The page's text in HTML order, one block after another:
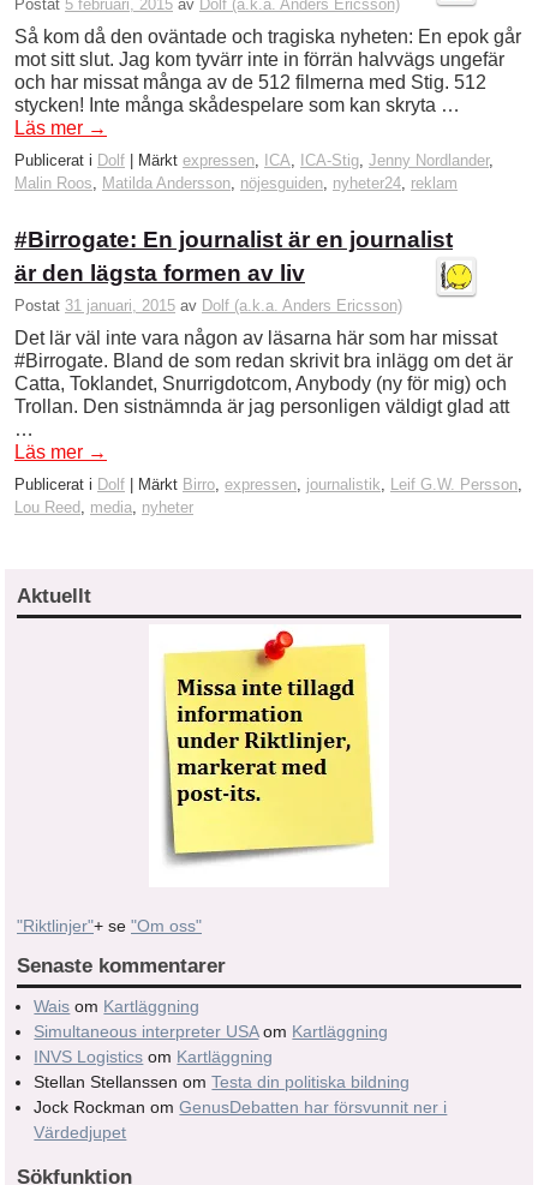
Postat 5 februari, 2015 av Dolf (a.k.a. Anders Ericsson)
Så kom då den oväntade och tragiska nyheten: En epok går
mot sitt slut. Jag kom tyvärr inte in förrän halvvägs ungefär
och har missat många av de 512 filmerna med Stig. 512
stycken! Inte många skådespelare som kan skryta …
Läs mer →
Publicerat i Dolf | Märkt expressen ICA ICA-Stig Jenny Nordlander,
Malin Roos
Matilda Andersson nöjesguiden nyheter24 reklam
#Birrogate: En journalist är en journalist
är den lägsta formen av liv
Postat 31 januari, 2015 av Dolf (a.k.a. Anders Ericsson)
Det lär väl inte vara någon av läsarna här som har missat
#Birrogate. Bland de som redan skrivit bra inlägg om det är
Catta, Toklandet, Snurrigdotcom, Anybody (ny för mig) och
Trollan. Den sistnämnda är jag personligen väldigt glad att
…
Läs mer →
Publicerat i Dolf Märkt Birro, expressen, journalistik, Leif G.W. Persson,
Lou Reed , media, nyheter
Aktuellt
"Riktlinjer"+ se "Om oss"
Senaste kommentarer
Wais om Kartläggning
Simultaneous interpreter USAom Kartläggning
INVS Logistics om Kartläggning
Stellan Stellanssen omTesta din politiska bildning
Jock Rockman omGenusDebatten har försvunnit ner i
Värdedjupet
Sökfunktion